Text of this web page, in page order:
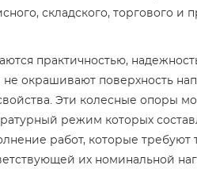
складского, торгового и
практичностью,
окрашивают поверхность
Эти колесные опоры
режим которых
работ, которые требуют
их номинальной